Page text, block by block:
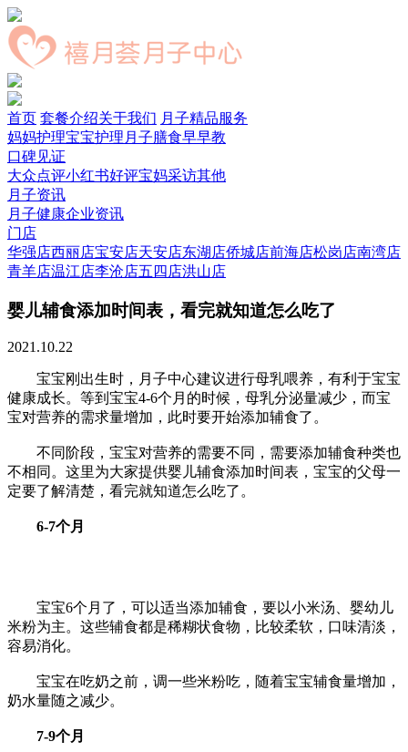
首页 套餐介绍关于我们 月子精品服务
妈妈护理宝宝护理 月子膳食早早教
口碑见证
大众点评小红书好评宝妈采访其他
月子资讯
月子健康企业资讯
门店
华强店西丽店宝安店天安店东湖店侨城店前海店松岗店南湾店
青羊店温江店李沧店五四店洪山店
婴儿辅食添加时间表，看完就知道怎么吃了
2021.10.22
宝宝刚出生时，月子中心建议进行母乳喂养，有利于宝宝
健康成长。等到宝宝4-6个月的时候，母乳分泌量减少，而宝
宝对营养的需求量增加，此时要开始添加辅食了。
不同阶段，宝宝对营养的需要不同，需要添加辅食种类也
不相同。这里为大家提供婴儿辅食添加时间表，宝宝的父母一
定要了解清楚，看完就知道怎么吃了。
6-7个月
宝宝6个月了，可以适当添加辅食，要以小米汤、婴幼儿
米粉为主。这些辅食都是稀糊状食物，比较柔软，口味清淡，
容易消化。
宝宝在吃奶之前，调一些米粉吃，随着宝宝辅食量增加，
奶水量随之减少。
7-9个月